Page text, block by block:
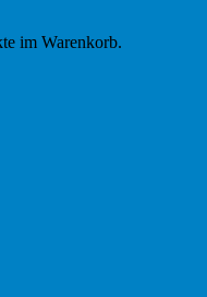
im Warenkorb.